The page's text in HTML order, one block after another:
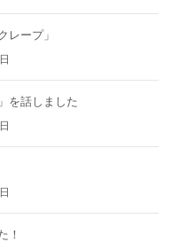
レープ」
を話しました
！